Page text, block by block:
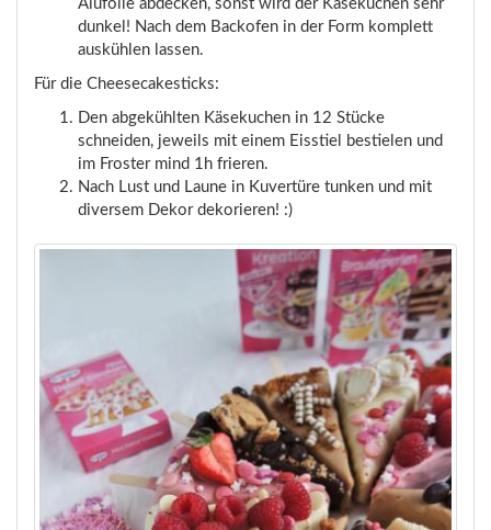
Alufolie abdecken, sonst wird der Käsekuchen sehr
dunkel! Nach dem Backofen in der Form komplett
auskühlen lassen.
Für die Cheesecakesticks:
Den abgekühlten Käsekuchen in 12 Stücke
schneiden, jeweils mit einem Eisstiel bestielen und
im Froster mind 1h frieren.
Nach Lust und Laune in Kuvertüre tunken und mit
diversem Dekor dekorieren! :)